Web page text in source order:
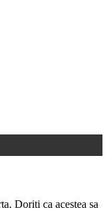
Doriti ca acestea sa